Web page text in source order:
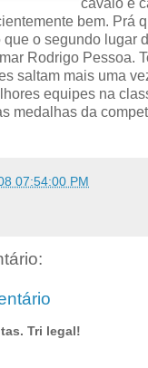
cavalo e
bem. Prá
o segundo lugar
Rodrigo Pessoa.
saltam mais uma
equipes na
medalhas da
07:54:00 PM
Tri legal!